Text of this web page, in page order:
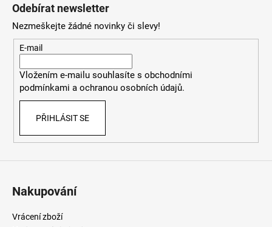
Odebírat newsletter
Nezmeškejte žádné novinky či slevy!
E-mail
Vložením e-mailu souhlasítes obchodními
podmínkami a ochranou osobních údajů.
PŘIHLÁSIT SE
Nakupování
Vrácení zboží